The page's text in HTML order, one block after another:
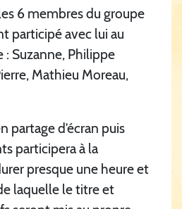
6 membres du groupe
participé avec lui au
Suzanne, Philippe
Mathieu Moreau,
partage d’écran puis
participera à la
presque une heure et
laquelle le titre et